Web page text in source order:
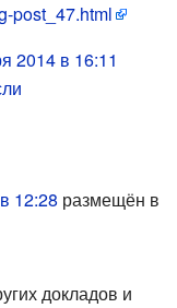
post_47.html
2014 в 16:11
12:28 размещён в
докладов и